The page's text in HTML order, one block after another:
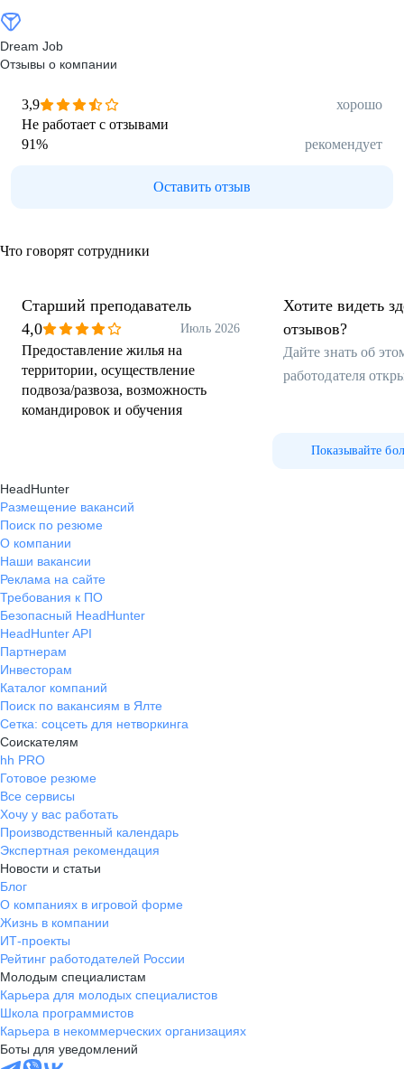
Dream Job
Отзывы о компании
3,9
хорошо
Не работает с отзывами
91% рекомендует
Оставить отзыв
Что говорят сотрудники
Старший преподаватель
4,0
Июль 2026
Предоставление жилья на
территории, осуществление
подвоза/развоза, возможность
командировок и обучения
Хотите видеть
отзывов?
Дайте знать об
работодателя
Показывайте
HeadHunter
Размещение вакансий
Поиск по резюме
О компании
Наши вакансии
Реклама на сайте
Требования к ПО
Безопасный HeadHunter
HeadHunter API
Партнерам
Инвесторам
Каталог компаний
Поиск по вакансиям в Ялте
Сетка: соцсеть для нетворкинга
Соискателям
hh PRO
Готовое резюме
Все сервисы
Хочу у вас работать
Производственный календарь
Экспертная рекомендация
Новости и статьи
Блог
О компаниях в игровой форме
Жизнь в компании
ИТ-проекты
Рейтинг работодателей России
Молодым специалистам
Карьера для молодых специалистов
Школа программистов
Карьера в некоммерческих организациях
Боты для уведомлений